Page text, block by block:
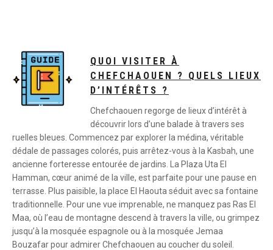
QUOI VISITER À
CHEFCHAOUEN ? QUELS LIEUX
D’INTÉRÊTS ?
Chefchaouen regorge de lieux d’intérêt à
découvrir lors d’une balade à travers ses
ruelles bleues. Commencez par explorer la médina, véritable
dédale de passages colorés, puis arrêtez-vous à la Kasbah, une
ancienne forteresse entourée de jardins. La Plaza Uta El
Hamman, cœur animé de la ville, est parfaite pour une pause en
terrasse. Plus paisible, la place El Haouta séduit avec sa fontaine
traditionnelle. Pour une vue imprenable, ne manquez pas Ras El
Maa, où l’eau de montagne descend à travers la ville, ou grimpez
jusqu’à la mosquée espagnole ou à la mosquée Jemaa
Bouzafar pour admirer Chefchaouen au coucher du soleil.